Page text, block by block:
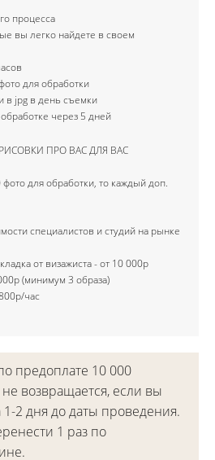
процесса
вы легко найдете в своем
для обработки
в jpg в день съемки
через 5 дней
ПРО ВАС ДЛЯ ВАС
для обработки, то каждый доп.
специалистов и студий на рынке
от визажиста - от 10 000р
(минимум 3 образа)
час
предоплате 10 000
возвращается, если вы
1-2 дня до даты проведения.
1 раз по